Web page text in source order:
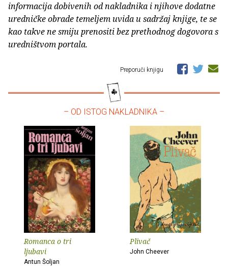
informacija dobivenih od nakladnika i njihove dodatne
uredničke obrade temeljem uvida u sadržaj knjige, te se
kao takve ne smiju prenositi bez prethodnog dogovora s
uredništvom portala.
Preporuči knjigu
– OD ISTOG NAKLADNIKA –
Romanca o tri
ljubavi
Antun Šoljan
Plivač
John Cheever